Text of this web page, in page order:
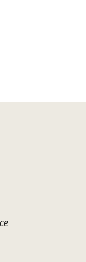
Bluesky
sur Facebook